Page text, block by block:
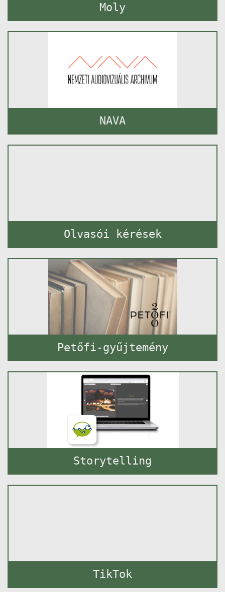
Moly
NAVA
Olvasói kérések
Petőfi-gyűjtemény
Storytelling
TikTok